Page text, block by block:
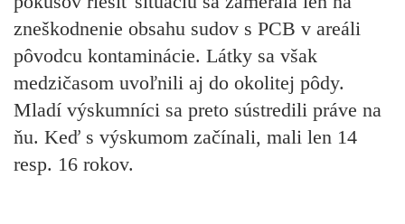
zneškodnenie obsahu sudov s PCB v areáli
pôvodcu kontaminácie. Látky sa však
medzičasom uvoľnili aj do okolitej pôdy.
Mladí výskumníci sa preto sústredili práve na
ňu. Keď s výskumom začínali, mali len 14
resp. 16 rokov.